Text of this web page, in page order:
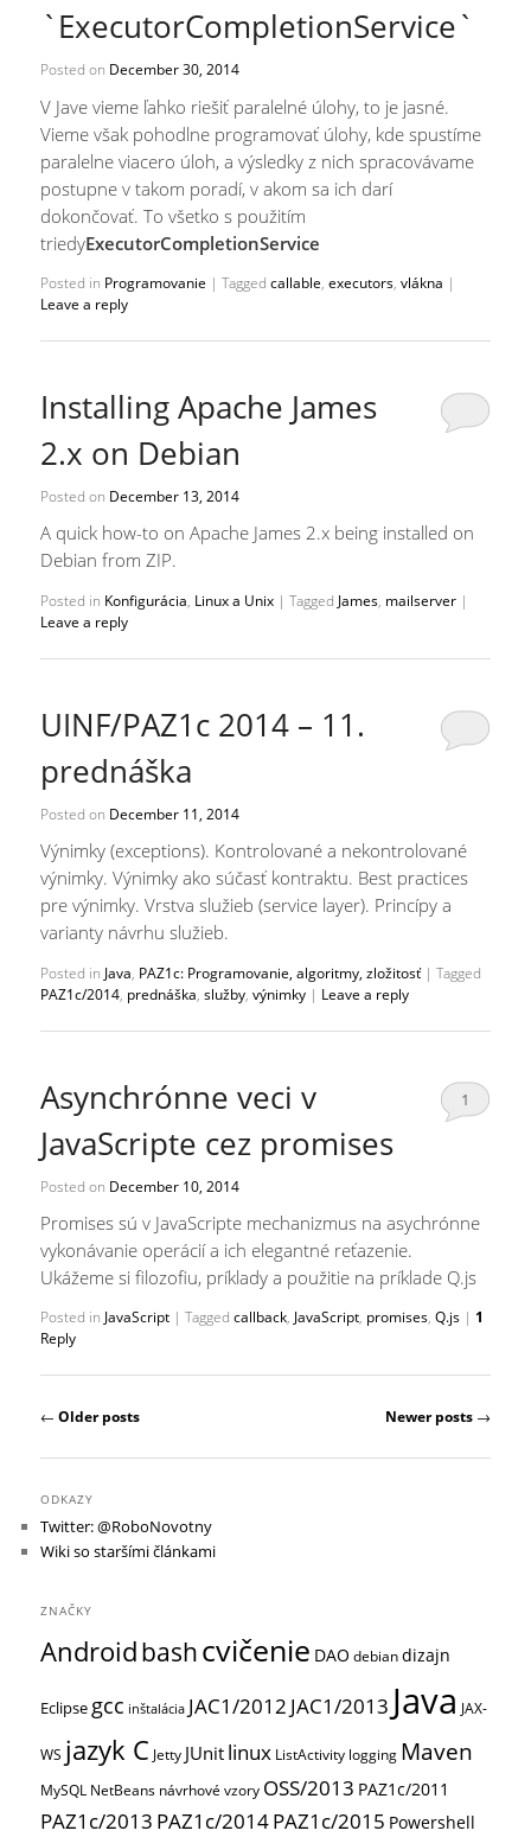
`ExecutorCompletionService`
Posted on December 30, 2014
V Jave vieme ľahko riešiť paralelné úlohy, to je jasné.
Vieme však pohodlne programovať úlohy, kde spustíme
paralelne viacero úloh, a výsledky z nich spracovávame
postupne v takom poradí, v akom sa ich darí
dokončovať. To všetko s použitím
triedyExecutorCompletionService
Posted in Programovanie |Tagged callable,executors,vlákna |
Leave a reply
Installing Apache James
2.x on Debian
Posted on December 13, 2014
A quick how-to on Apache James 2.x being installed on
Debian from ZIP.
Posted in Konfigurácia, Linux a Unix |Tagged James, mailserver |
Leave a reply
UINF/PAZ1c 2014 – 11.
prednáška
Posted on December 11, 2014
Výnimky (exceptions). Kontrolované a nekontrolované
výnimky. Výnimky ako súčasť kontraktu. Best practices
pre výnimky. Vrstva služieb (service layer). Princípy a
varianty návrhu služieb.
Posted in Java, PAZ1c: Programovanie, algoritmy, zložitosť |Tagged
PAZ1c/2014, prednáška,služby,výnimky | Leave a reply
Asynchrónne veci v
JavaScripte cez promises
Posted on December 10, 2014
1
Promises sú v JavaScripte mechanizmus na asychrónne
vykonávanie operácií a ich elegantné reťazenie.
Ukážeme si filozofiu, príklady a použitie na príklade Q.js
Posted in JavaScript |Tagged callback, JavaScript, promises,Q.js | 1
Reply
Post navigation
← Older posts Newer posts →
ODKAZY
Twitter: @RoboNovotny
Wiki so staršími článkami
ZNAČKY
Androidbashcvičenie DAO debiandizajn
Eclipse gcc inštalácia JAC1/2012 JAC1/2013 Java JAX-
WS jazyk C Jetty JUnit linux ListActivity logging Maven
MySQL NetBeans návrhové vzory OSS/2013 PAZ1c/2011
PAZ1c/2013 PAZ1c/2014PAZ1c/2015 Powershell